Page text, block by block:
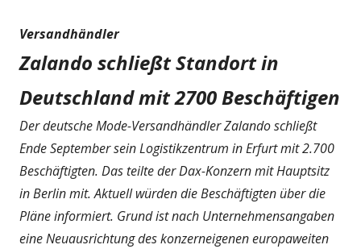
Versandhändler
Zalando schließt Standort in
Deutschland mit 2700 Beschäftigen
Der deutsche Mode-Versandhändler Zalando schließt
Ende September sein Logistikzentrum in Erfurt mit 2.700
Beschäftigten. Das teilte der Dax-Konzern mit Hauptsitz
in Berlin mit. Aktuell würden die Beschäftigten über die
Pläne informiert. Grund ist nach Unternehmensangaben
eine Neuausrichtung des konzerneigenen europaweiten